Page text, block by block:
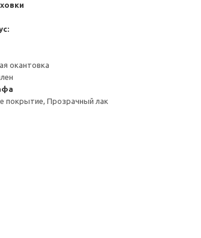
окантовка
покрытие, Прозрачный лак